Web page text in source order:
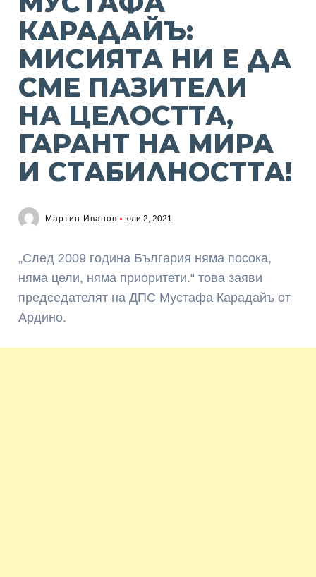
КАРАДАЙЪ:
МИСИЯТА НИ Е ДА
СМЕ ПАЗИТЕЛИ
НА ЦЕЛОСТТА,
ГАРАНТ НА МИРА
И СТАБИЛНОСТТА!
Мартин Иванов юли 2, 2021
„След 2009 година България няма посока,
няма цели, няма приоритети.“ това заяви
председателят на ДПС Мустафа Карадайъ от
Ардино.